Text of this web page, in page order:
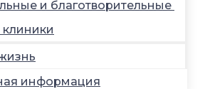
и благотворительные
информация